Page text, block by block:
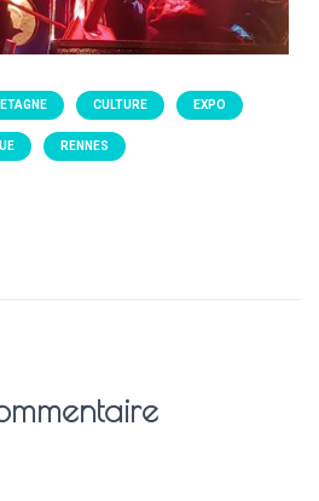
CULTURE EXPO
RENNES